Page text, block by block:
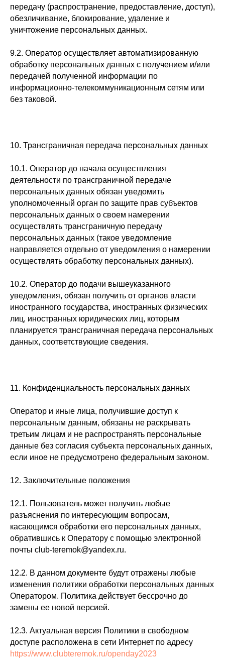
передачу (распространение, предоставление, доступ),
обезличивание, блокирование, удаление и
уничтожение персональных данных.
9.2. Оператор осуществляет автоматизированную
обработку персональных данных с получением и/или
передачей полученной информации по
информационно-телекоммуникационным сетям или
без таковой.
10. Трансграничная передача персональных данных
10.1. Оператор до начала осуществления
деятельности по трансграничной передаче
персональных данных обязан уведомить
уполномоченный орган по защите прав субъектов
персональных данных о своем намерении
осуществлять трансграничную передачу
персональных данных (такое уведомление
направляется отдельно от уведомления о намерении
осуществлять обработку персональных данных).
10.2. Оператор до подачи вышеуказанного
уведомления, обязан получить от органов власти
иностранного государства, иностранных физических
лиц, иностранных юридических лиц, которым
планируется трансграничная передача персональных
данных, соответствующие сведения.
11. Конфиденциальность персональных данных
Оператор и иные лица, получившие доступ к
персональным данным, обязаны не раскрывать
третьим лицам и не распространять персональные
данные без согласия субъекта персональных данных,
если иное не предусмотрено федеральным законом.
12. Заключительные положения
12.1. Пользователь может получить любые
разъяснения по интересующим вопросам,
касающимся обработки его персональных данных,
обратившись к Оператору с помощью электронной
почты club-teremok@yandex.ru.
12.2. В данном документе будут отражены любые
изменения политики обработки персональных данных
Оператором. Политика действует бессрочно до
замены ее новой версией.
12.3. Актуальная версия Политики в свободном
доступе расположена в сети Интернет по адресу
https://www.clubteremok.ru/openday2023